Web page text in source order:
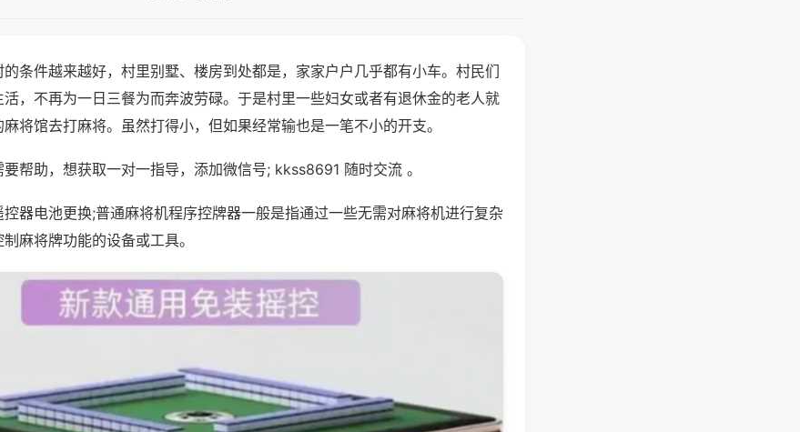
条件越来越好，村里别墅、楼房到处都是，家家户户几乎都有小车。村民们
，不再为一日三餐为而奔波劳碌。于是村里一些妇女或者有退休金的老人就
将馆去打麻将。虽然打得小，但如果经常输也是一笔不小的开支。
帮助，想获取一对一指导，添加微信号; kkss8691 随时交流 。
器电池更换;普通麻将机程序控牌器一般是指通过一些无需对麻将机进行复杂
麻将牌功能的设备或工具。